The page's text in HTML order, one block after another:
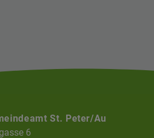
St. Peter/Au
6